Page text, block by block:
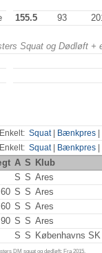
155.5 93
Squat og Dødløft
Squat| Bænkpres
Squat| Bænkpres
A S Klub
S S Ares
S S Ares
S S Ares
S S Ares
S S Københavns SK
DM squat og dødløft: Fra 2015.